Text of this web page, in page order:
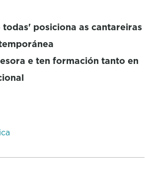
posiciona as cantareiras
e ten formación tanto en